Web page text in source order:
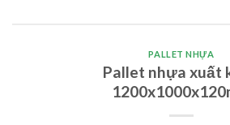
PALLET NHỰA
Pallet nhựa xuất